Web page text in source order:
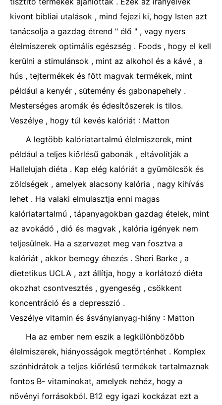
kivont bibliai utalások , mind fejezi ki, hogy Isten azt
tanácsolja a gazdag étrend " élő " , vagy nyers
élelmiszerek optimális egészség . Foods , hogy el kell
kerülni a stimulánsok , mint az alkohol és a kávé , a
hús , tejtermékek és főtt magvak termékek, mint
például a kenyér , sütemény és gabonapehely .
Mesterséges aromák és édesítőszerek is tilos.
Veszélye , hogy túl kevés kalóriát : Matton
A legtöbb kalóriatartalmú élelmiszerek, mint
például a teljes kiőrlésű gabonák , eltávolítják a
Hallelujah diéta . Kap elég kalóriát a gyümölcsök és
zöldségek , amelyek alacsony kalória , nagy kihívás
lehet . Ha valaki elmulasztja enni magas
kalóriatartalmú , tápanyagokban gazdag ételek, mint
az avokádó , dió és magvak , kalória igények nem
teljesülnek. Ha a szervezet meg van fosztva a
kalóriát , akkor bemegy éhezés . Sheri Barke , a
dietetikus UCLA , azt állítja, hogy a korlátozó diéta
okozhat csontvesztés , gyengeség , csökkent
koncentráció és a depresszió .
Veszélye vitamin és ásványianyag-hiány : Matton
Ha az ember nem eszik a legkülönbözőbb
élelmiszerek, hiányosságok megtörténhet . Komplex
szénhidrátok a teljes kiőrlésű termékek tartalmaznak
fontos B- vitaminokat, amelyek nehéz, hogy a
növényi forrásokból. B12 egy igazi kockázat ezt a